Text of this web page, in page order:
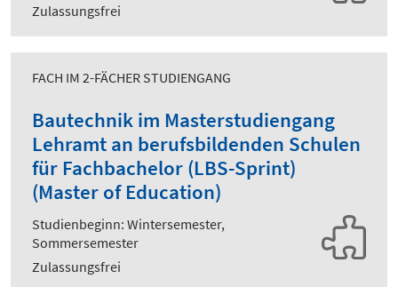
Zulassungsfrei
FACH IM 2-FÄCHER STUDIENGANG
Bautechnik im Masterstudiengang
Lehramt an berufsbildenden Schulen
für Fachbachelor (LBS-Sprint)
(Master of Education)
Studienbeginn: Wintersemester,
Sommersemester
Zulassungsfrei